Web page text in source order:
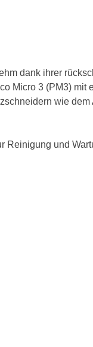
dank ihrer
Micro 3 (PM3) mit
wie
Reinigung und